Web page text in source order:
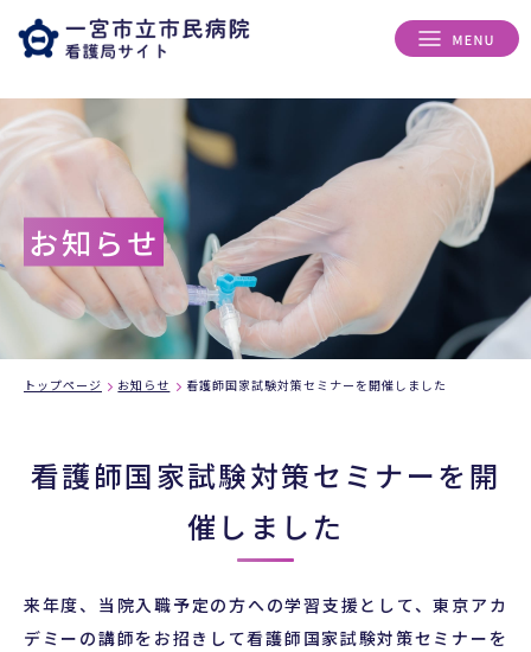
お知らせ
トップページ お知らせ 看護師国家試験対策セミナーを開催しました
看護師国家試験対策セミナーを開
催しました
来年度、当院入職予定の方への学習支援として、東京アカ
デミーの講師をお招きして看護師国家試験対策セミナーを